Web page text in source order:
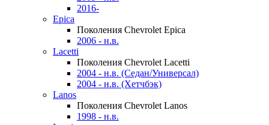
2016-
Epica
Поколения Chevrolet Epica
2006 - н.в.
Lacetti
Поколения Chevrolet Lacetti
2004 - н.в. (Седан/Универсал)
2004 - н.в. (Хетчбэк)
Lanos
Поколения Chevrolet Lanos
1998 - н.в.